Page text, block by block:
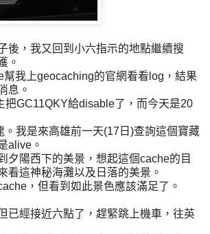
後，我又回到小六指示的地點繼續搜
。
幫我上geocaching的官網看看log，結果
息。
把GC11QKY給disable了，而今天是20
。我是來高雄前一天(17日)查詢這個寶藏
alive。
夕陽西下的美景，想起這個cache的目
看這神秘海灘以及日落的美景。
，但看到如此景色應該滿足了。
已經接近六點了，趕緊跳上機車，往英